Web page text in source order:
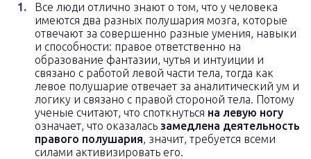
Все люди отлично знают о том, что у человека
имеются два разных полушария мозга, которые
отвечают за совершенно разные умения, навыки
и способности: правое ответственно на
образование фантазии, чутья и интуиции и
связано с работой левой части тела, тогда как
левое полушарие отвечает за аналитический ум и
логику и связано с правой стороной тела. Потому
ученые считают, что споткнуться на левую ногу
означает, что оказалась замедлена деятельность
правого полушария, значит, требуется всеми
силами активизировать его.